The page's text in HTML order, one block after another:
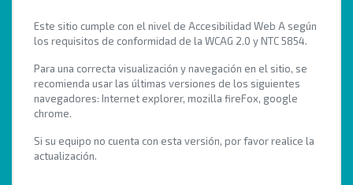
Este sitio cumple con el nivel de Accesibilidad Web A según
los requisitos de conformidad de la WCAG 2.0 y NTC 5854.
Para una correcta visualización y navegación en el sitio, se
recomienda usar las últimas versiones de los siguientes
navegadores: Internet explorer, mozilla fireFox, google
chrome.
Si su equipo no cuenta con esta versión, por favor realice la
actualización.